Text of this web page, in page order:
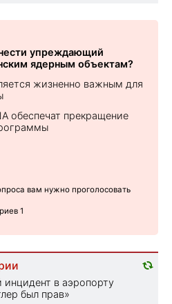
упреждающий
ядерным объектам?
жизненно важным для
обеспечат прекращение
вам нужно проголосовать
1
инцидент в аэропорту
был прав»